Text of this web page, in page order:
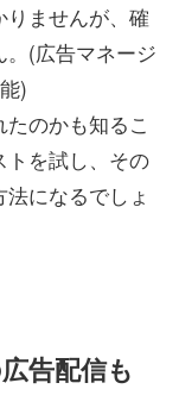
ませんが、確
(広告マネージ
)
のかも知るこ
トを試し、その
になるでしょ
告配信も